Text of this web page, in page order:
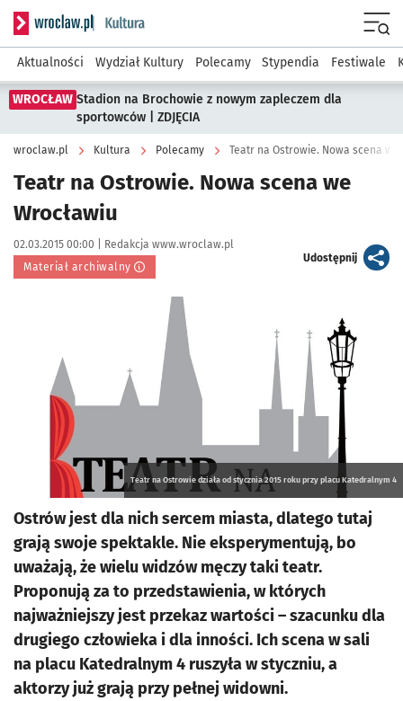
Serwis informacyjny wroclaw.pl podserwis: Kultura
Aktualności Wydział Kultury Polecamy Stypendia Festiwale
WROCŁAW Stadion na Brochowie z nowym zapleczem dla
sportowców | ZDJĘCIA
wroclaw.pl Kultura Polecamy Teatr na Ostrowie. Nowa scena we
Teatr na Ostrowie. Nowa scena we
Wrocławiu
Data publikacji:
02.03.2015 00:00 | Autor:
Redakcja www.wroclaw.pl
Materiał archiwalny
Udostępnijartykuł
Teatr na Ostrowie działa od stycznia 2015 roku przy placu Katedralnym 4
Ostrów jest dla nich sercem miasta, dlatego tutaj
grają swoje spektakle. Nie eksperymentują, bo
uważają, że wielu widzów męczy taki teatr.
Proponują za to przedstawienia, w których
najważniejszy jest przekaz wartości – szacunku dla
drugiego człowieka i dla inności. Ich scena w sali
na placu Katedralnym 4 ruszyła w styczniu, a
aktorzy już grają przy pełnej widowni.